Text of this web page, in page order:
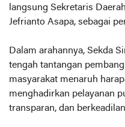
langsung Sekretaris
Jefrianto Asapa, sebagai
Dalam arahannya, Sekda
tengah tantangan
masyarakat menaruh
menghadirkan pelayanan
transparan, dan